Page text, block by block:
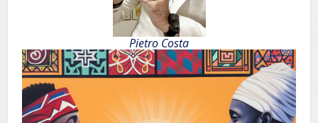
Pietro Costa